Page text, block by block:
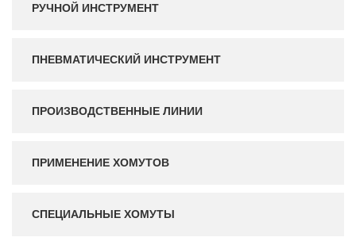
РУЧНОЙ ИНСТРУМЕНТ
ПНЕВМАТИЧЕСКИЙ ИНСТРУМЕНТ
ПРОИЗВОДСТВЕННЫЕ ЛИНИИ
ПРИМЕНЕНИЕ ХОМУТОВ
СПЕЦИАЛЬНЫЕ ХОМУТЫ